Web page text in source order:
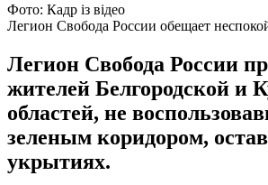
Фото: Кадр із відео
Легион Свобода России обещает
Легион Свобода России
жителей Белгородской и
областей, не
зеленым коридором,
укрытиях.